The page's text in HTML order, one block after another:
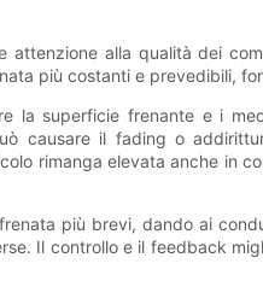
alla qualità dei
più costanti e prevedibili,
la superficie frenante e i
causare il fading o
rimanga elevata anche in
più brevi, dando ai
Il controllo e il feedback